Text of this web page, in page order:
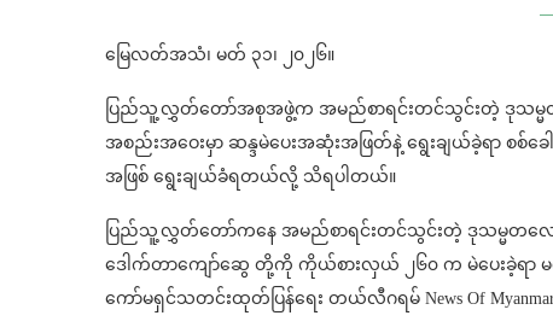
မြေလတ်အသံ၊ မတ် ၃၁၊ ၂၀၂၆။
ပြည်သူ့လွှတ်တော်အစုအဖွဲ့က အမည်စာရင်းတင်သွင်းတဲ့ ဒုသမ္
အစည်းအဝေးမှာ ဆန္ဒမဲပေးအဆုံးအဖြတ်နဲ့ ရွေးချယ်ခဲ့ရာ စ
အဖြစ် ရွေးချယ်ခံရတယ်လို့ သိရပါတယ်။
ပြည်သူ့လွှတ်တော်ကနေ အမည်စာရင်းတင်သွင်းတဲ့ ဒုသမ္မတလောင်
ဒေါက်တာကျော်ဆွေ တို့ကို ကိုယ်စားလှယ် ၂၆၀ က မဲပေးခဲ့ရာ မ
ကော်မရှင်သတင်းထုတ်ပြန်ရေး တယ်လီဂရမ် News Of